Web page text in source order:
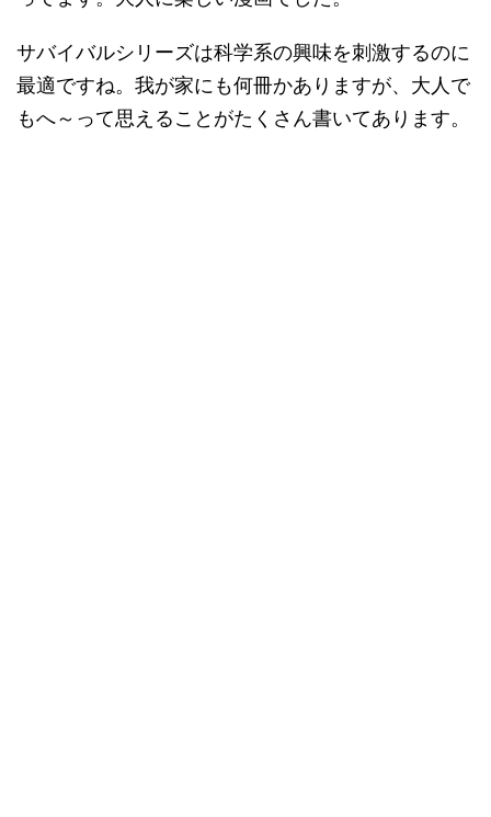
サバイバルシリーズは科学系の興味を刺激するのに
最適ですね。我が家にも何冊かありますが、大人で
もへ～って思えることがたくさん書いてあります。